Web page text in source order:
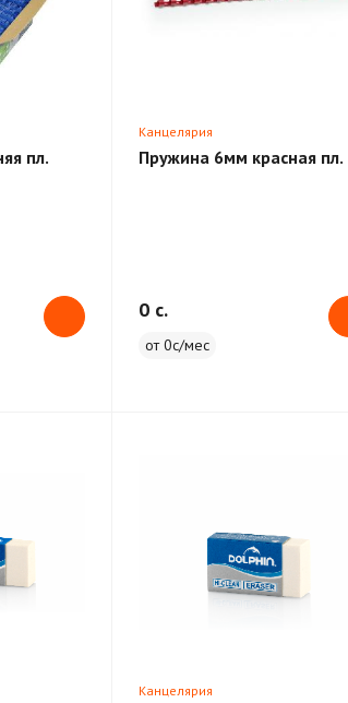
пл.
Канцелярия
Пружина 6мм красная пл.
0 c.
от 0с/мес
Канцелярия